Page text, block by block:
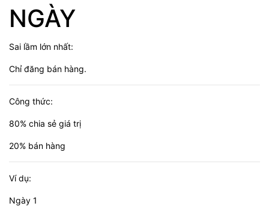
NGÀY
Sai lầm lớn nhất:
Chỉ đăng bán hàng.
Công thức:
80% chia sẻ giá trị
20% bán hàng
Ví dụ:
Ngày 1